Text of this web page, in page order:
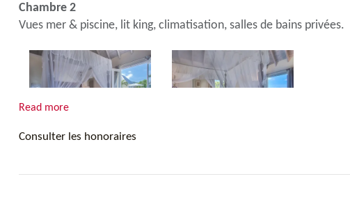
Chambre 2
Vues mer & piscine, lit king, climatisation, salles de bains privées.
Chambre 3
Read more
Consulter les honoraires